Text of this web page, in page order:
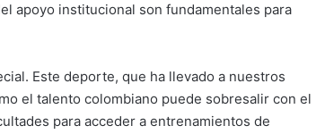
apoyo institucional son fundamentales para
Este deporte, que ha llevado a nuestros
el talento colombiano puede sobresalir con el
para acceder a entrenamientos de